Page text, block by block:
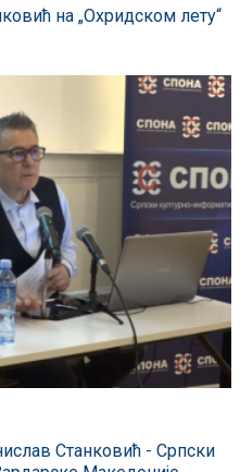
на „Охридском лету“
Станковић - Српски